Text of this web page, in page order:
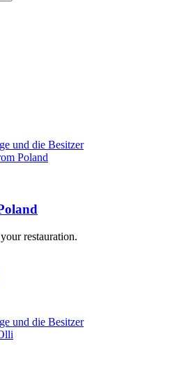
und die Besitzer
Poland
restauration.
und die Besitzer